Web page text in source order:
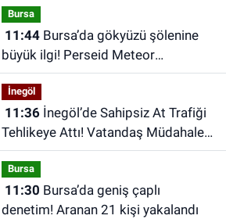
Bursa
11:44Bursa’da gökyüzü şölenine
büyük ilgi! Perseid Meteor
Yağmuru’nu 25 bin kişi izledi
İnegöl
11:36İnegöl’de Sahipsiz At Trafiği
Tehlikeye Attı! Vatandaş Müdahale
Etti
Bursa
11:30
denetim! Aranan 21 kişi yakalandı